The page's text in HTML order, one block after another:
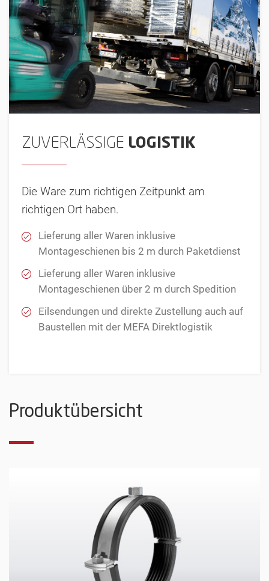
ZUVERLÄSSIGE LOGISTIK
Die Ware zum richtigen Zeitpunkt am
richtigen Ort haben.
Lieferung aller Waren inklusive
Montageschienen bis 2 m durch Paketdienst
Lieferung aller Waren inklusive
Montageschienen über 2 m durch Spedition
Eilsendungen und direkte Zustellung auch auf
Baustellen mit der MEFA Direktlogistik
Produktübersicht